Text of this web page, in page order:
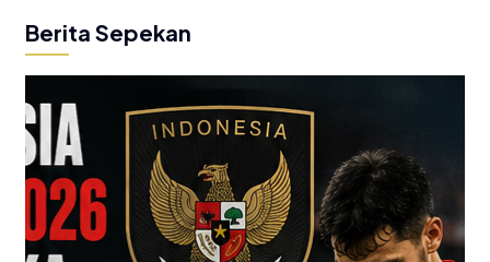
Berita Sepekan